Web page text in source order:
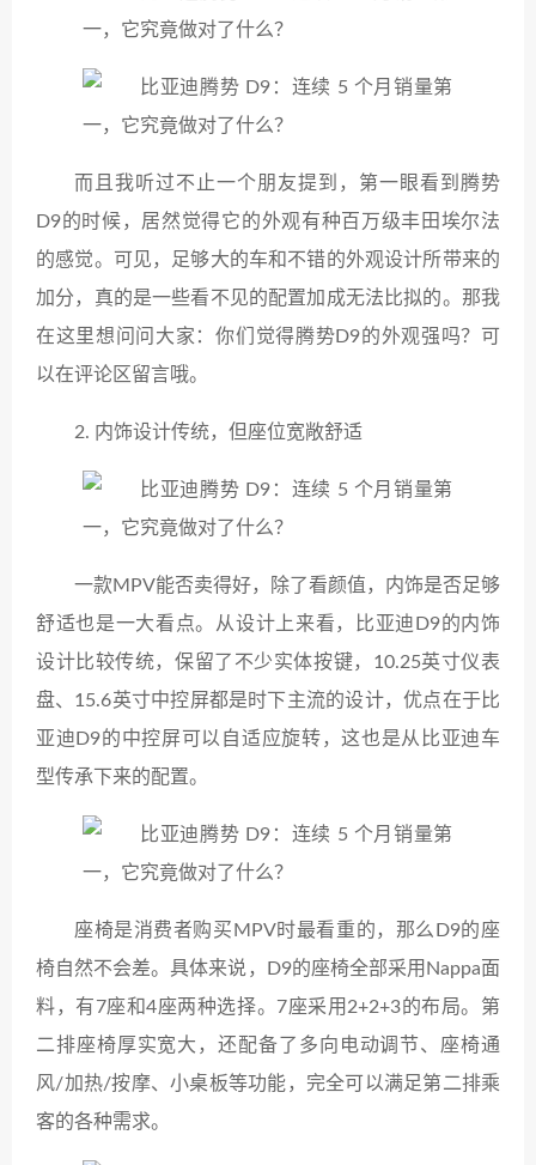
而且我听过不止一个朋友提到，第一眼看到腾势
D9的时候，居然觉得它的外观有种百万级丰田埃尔法
的感觉。可见，足够大的车和不错的外观设计所带来的
加分，真的是一些看不见的配置加成无法比拟的。那我
在这里想问问大家：你们觉得腾势D9的外观强吗？可
以在评论区留言哦。
2. 内饰设计传统，但座位宽敞舒适
一款MPV能否卖得好，除了看颜值，内饰是否足够
舒适也是一大看点。从设计上来看，比亚迪D9的内饰
设计比较传统，保留了不少实体按键，10.25英寸仪表
盘、15.6英寸中控屏都是时下主流的设计，优点在于比
亚迪D9的中控屏可以自适应旋转，这也是从比亚迪车
型传承下来的配置。
座椅是消费者购买MPV时最看重的，那么D9的座
椅自然不会差。具体来说，D9的座椅全部采用Nappa面
料，有7座和4座两种选择。7座采用2+2+3的布局。第
二排座椅厚实宽大，还配备了多向电动调节、座椅通
风/加热/按摩、小桌板等功能，完全可以满足第二排乘
客的各种需求。